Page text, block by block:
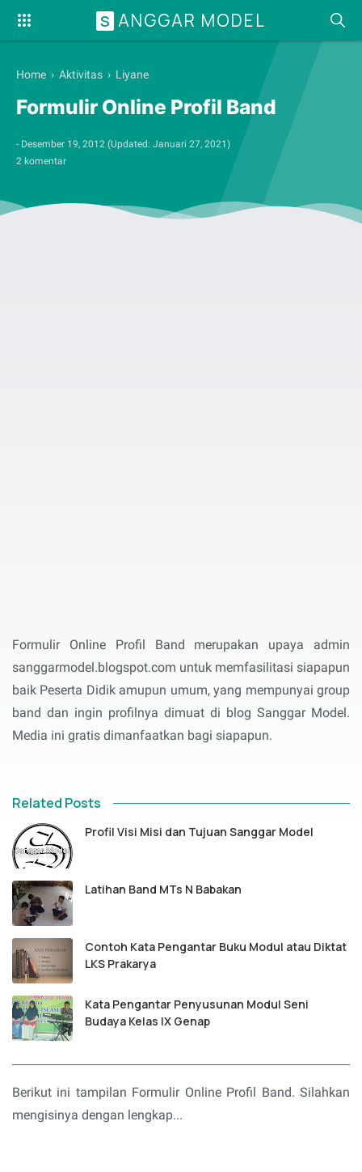
S ANGGAR MODEL
Home › Aktivitas › Liyane
Formulir Online Profil Band
- Desember 19, 2012 (Updated: Januari 27, 2021)
2 komentar
Formulir Online Profil Band merupakan upaya admin
sanggarmodel.blogspot.com untuk memfasilitasi siapapun
baik Peserta Didik amupun umum, yang mempunyai group
band dan ingin profilnya dimuat di blog Sanggar Model.
Media ini gratis dimanfaatkan bagi siapapun.
Related Posts
Profil Visi Misi dan Tujuan Sanggar Model
Latihan Band MTs N Babakan
Contoh Kata Pengantar Buku Modul atau Diktat
LKS Prakarya
Kata Pengantar Penyusunan Modul Seni
Budaya Kelas IX Genap
Berikut ini tampilan Formulir Online Profil Band. Silahkan
mengisinya dengan lengkap...